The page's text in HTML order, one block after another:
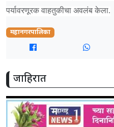
पर्यावरणूरक वाहतुकीचा अवलंब केला.
महानगरपालिका
जाहिरात